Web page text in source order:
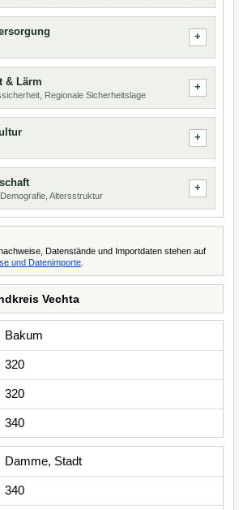
& Lärm
Regionale Sicherheitslage
Altersstruktur
Datenstände und Importdaten stehen auf
und Datenimporte
Vechta
Bakum
320
320
340
Damme, Stadt
340